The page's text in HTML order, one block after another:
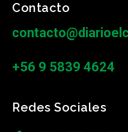
Contacto
+56 9 5839 4624
Redes Sociales